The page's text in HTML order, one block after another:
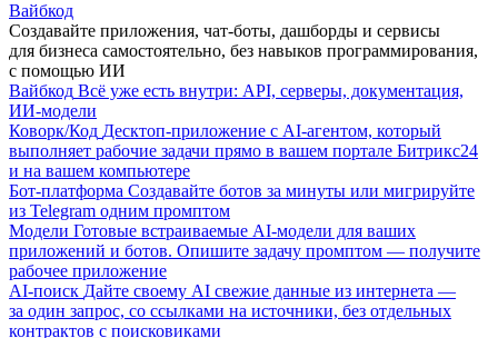
Вайбкод
Создавайте приложения, чат-боты, дашборды и сервисы
для бизнеса самостоятельно, без навыков программирования,
с помощью ИИ
Вайбкод Всё уже есть внутри: API, серверы, документация,
ИИ-модели
Коворк/Код Десктоп-приложение с AI-агентом, который
выполняет рабочие задачи прямо в вашем портале Битрикс24
и на вашем компьютере
Бот-платформа Создавайте ботов за минуты или мигрируйте
из Telegram одним промптом
Модели Готовые встраиваемые AI-модели для ваших
приложений и ботов. Опишите задачу промптом — получите
рабочее приложение
AI-поиск Дайте своему AI свежие данные из интернета —
за один запрос, со ссылками на источники, без отдельных
контрактов с поисковиками